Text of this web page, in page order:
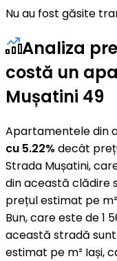
Nu au fost găsite
Analiza
costă un
Mușatini 49
Apartamentele din
cu 5.22% decât
Strada Mușatini,
din această clădire
prețul estimat pe
Bun, care este de 1
această stradă sunt
estimat pe m² Iași,